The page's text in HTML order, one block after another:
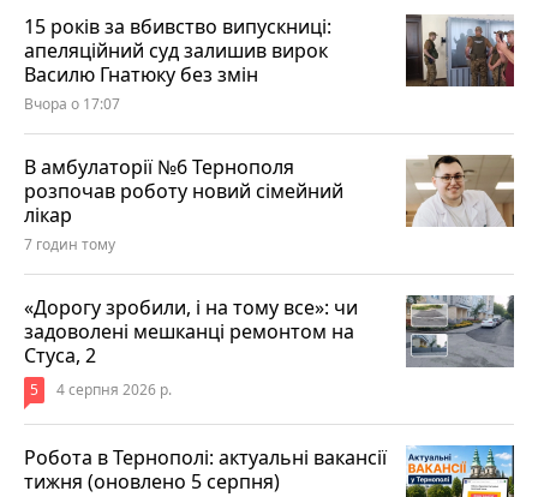
15 років за вбивство випускниці:
апеляційний суд залишив вирок
Василю Гнатюку без змін
Вчора о 17:07
В амбулаторії №6 Тернополя
розпочав роботу новий сімейний
лікар
7 годин тому
«Дорогу зробили, і на тому все»: чи
задоволені мешканці ремонтом на
Стуса, 2
5 4 серпня 2026 р.
Робота в Тернополі: актуальні вакансії
тижня (оновлено 5 серпня)